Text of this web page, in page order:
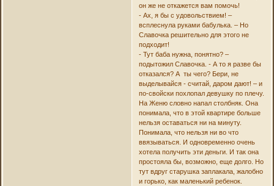
он же не откажется вам помочь!
- Ах, я бы с удовольствием! –
всплеснула руками бабулька. – Но
Славочка решительно для этого не
подходит!
- Тут баба нужна, понятно? –
подытожил Славочка. - А то я разве бы
отказался? А ты чего? Бери, не
выделывайся - считай, даром дают! – и
по-свойски похлопал девушку по плечу.
На Женю словно напал столбняк. Она
понимала, что в этой квартире больше
нельзя оставаться ни на минуту.
Понимала, что нельзя ни во что
ввязываться. И одновременно очень
хотела получить эти деньги. И так она
простояла бы, возможно, еще долго. Но
тут вдруг старушка заплакала, жалобно
и горько, как маленький ребенок.